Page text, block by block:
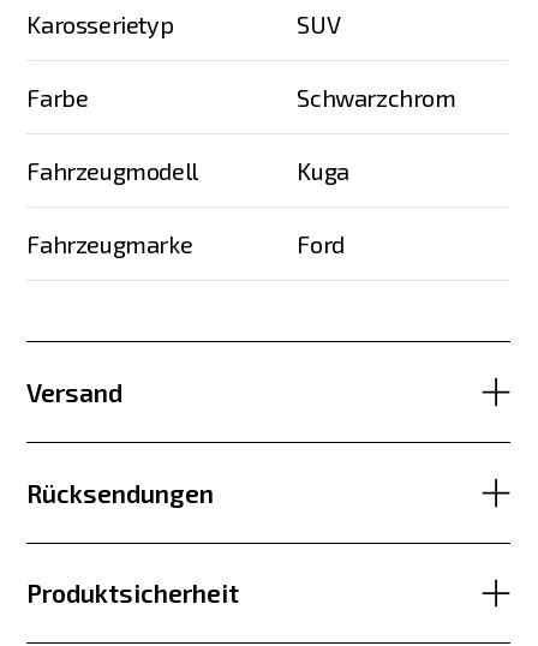
Karosserietyp SUV
Farbe Schwarzchrom
Fahrzeugmodell Kuga
Fahrzeugmarke Ford
Versand
Rücksendungen
Produktsicherheit